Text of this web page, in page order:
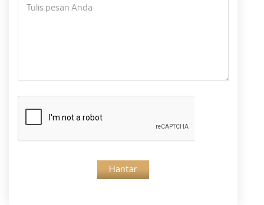
Hantar